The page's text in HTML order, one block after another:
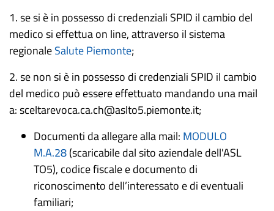
1. se si è in possesso di credenziali SPID il cambio del
medico si effettua on line, attraverso il sistema
regionaleSalute Piemonte;
2. se non si è in possesso di credenziali SPID il cambio
del medico può essere effettuato mandando una mail
a: sceltarevoca.ca.ch@aslto5.piemonte.it;
Documenti da allegare alla mail: MODULO
M.A.28(scaricabile dal sito aziendale dell'ASL
TO5), codice fiscale e documento di
riconoscimento dell’interessato e di eventuali
familiari;